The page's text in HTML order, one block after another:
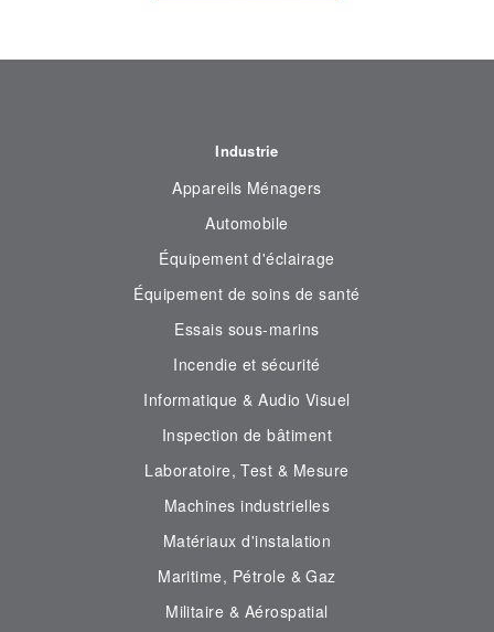
Industrie
Appareils Ménagers
Automobile
Équipement d'éclairage
Équipement de soins de santé
Essais sous-marins
Incendie et sécurité
Informatique & Audio Visuel
Inspection de bâtiment
Laboratoire, Test & Mesure
Machines industrielles
Matériaux d'instalation
Maritime, Pétrole & Gaz
Militaire & Aérospatial